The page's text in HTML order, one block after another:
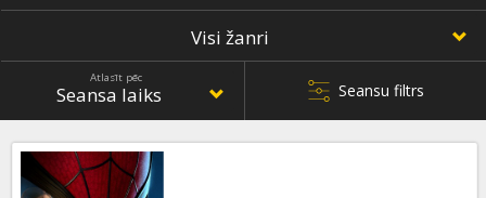
B2B
Kino
Atlasīt pēc
Seansu filtrs